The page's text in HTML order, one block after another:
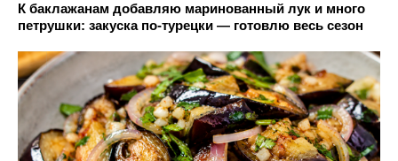
К баклажанам добавляю маринованный лук и много
петрушки: закуска по-турецки — готовлю весь сезон